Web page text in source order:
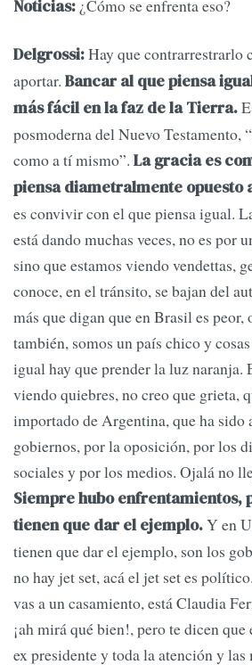
Noticias: ¿Cómo se enfrenta eso?
Delgrossi:Hay que contrarrestrarlo
aportar. Bancar al que piensa
más fácil en la faz de la Tierra.
posmoderna del Nuevo Testamento,
como a tí mismo”. La gracia es
piensa diametralmente opuesto
es convivir con el que piensa igual.
está dando muchas veces, no es por
sino que estamos viendo vendettas,
conoce, en el tránsito, se bajan del
más que digan que en Brasil es
también, somos un país chico y
igual hay que prender la luz naranja.
viendo quiebres, no creo que grieta,
importado de Argentina, que ha sido
gobiernos, por la oposición, por los
sociales y por los medios. Ojalá no
Siempre hubo enfrentamientos,
tienen que dar el ejemplo.Y en
tienen que dar el ejemplo, son los
no hay jet set, acá el jet set es
vas a un casamiento, está Claudia
¡ah mirá qué bien!, pero te dicen
ex presidente y toda la atención y